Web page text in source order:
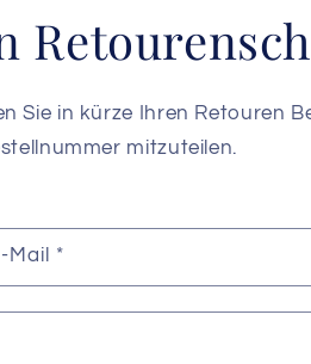
Sie in kürze Ihren Retouren
mitzuteilen.
Mail *